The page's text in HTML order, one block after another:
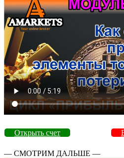
Открыть счет
— СМОТРИМ ДАЛЬШЕ —